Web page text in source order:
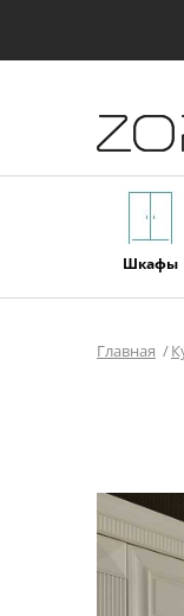
Шкафы
Главная